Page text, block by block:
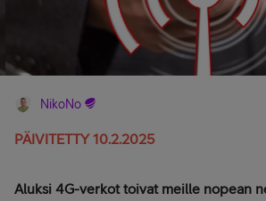
NikoNo
PÄIVITETTY 10.2.2025
Aluksi 4G-verkot toivat meille nopean